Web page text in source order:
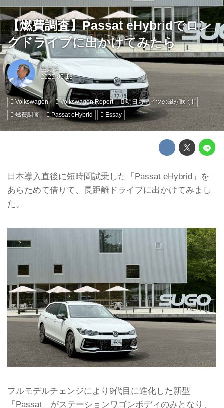
【燃費調査】Passat eHybridでロン
グドライブに出かけてみたら
生方聡
Volkswagen Volkswagen Report
明日もドイツの風が吹く!!
燃費調査
Passat eHybrid Essay
日本導入直後に短時間試乗した「Passat eHybrid」を
あらためて借りて、長距離ドライブに出かけてみまし
た。
フルモデルチェンジにより9代目に進化した新型
「Passat」がステーションワゴンボディのみとなり、